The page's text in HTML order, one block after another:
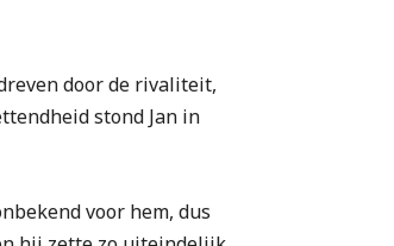
door de rivaliteit,
stond Jan in
voor hem, dus